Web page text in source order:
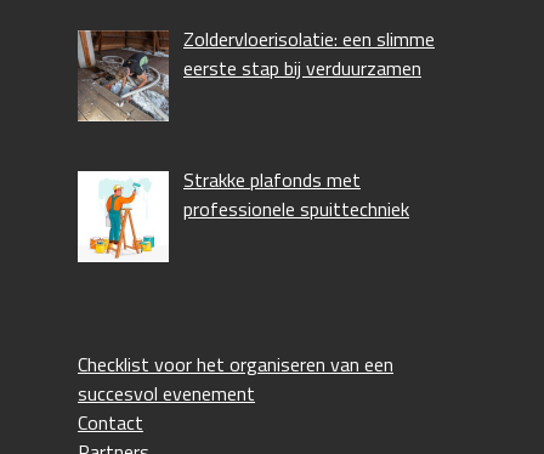
Zoldervloerisolatie: een slimme
eerste stap bij verduurzamen
Strakke plafonds met
professionele spuittechniek
Checklist voor het organiseren van een
succesvol evenement
Contact